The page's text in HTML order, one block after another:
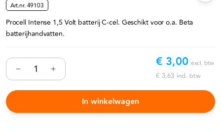
Art.nr.49103
Procell Intense 1,5 Volt batterij C-cel. Geschikt voor o.a. Beta
batterijhandvatten.
€ 3,00 excl. btw
€ 3,63 incl. btw
In winkelwagen